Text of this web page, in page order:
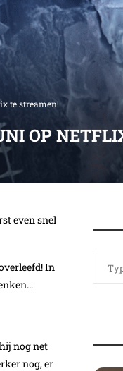
te streamen!
OP
even snel
In
nog net
nog, er